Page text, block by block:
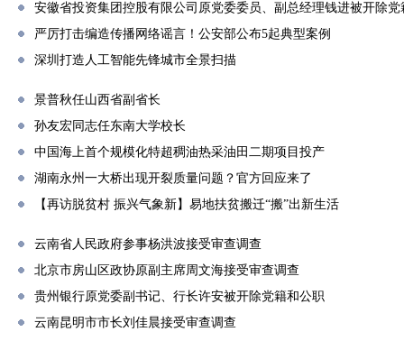
安徽省投资集团控股有限公司原党委委员、副总经理钱进被开除党
严厉打击编造传播网络谣言！公安部公布5起典型案例
深圳打造人工智能先锋城市全景扫描
景普秋任山西省副省长
孙友宏同志任东南大学校长
中国海上首个规模化特超稠油热采油田二期项目投产
湖南永州一大桥出现开裂质量问题？官方回应来了
【再访脱贫村 振兴气象新】易地扶贫搬迁“搬”出新生活
云南省人民政府参事杨洪波接受审查调查
北京市房山区政协原副主席周文海接受审查调查
贵州银行原党委副书记、行长许安被开除党籍和公职
云南昆明市市长刘佳晨接受审查调查